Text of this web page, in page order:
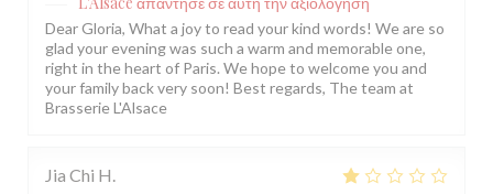
Dear Gloria, What a joy to read your kind words! We are so
glad your evening was such a warm and memorable one,
right in the heart of Paris. We hope to welcome you and
your family back very soon! Best regards, The team at
Brasserie L'Alsace
Jia Chi H